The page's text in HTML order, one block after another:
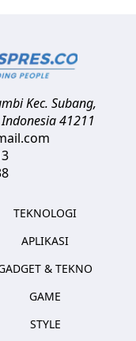
Kec. Subang,
Indonesia41211
TEKNOLOGI
APLIKASI
& TEKNO
GAME
STYLE